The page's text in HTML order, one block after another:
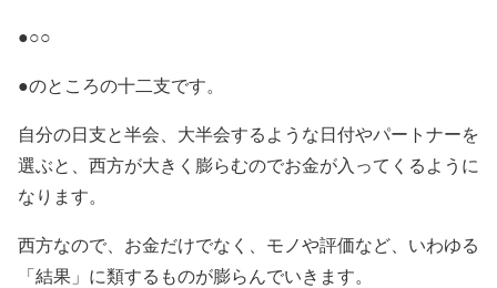
●○○
●のところの十二支です。
自分の日支と半会、大半会するような日付やパートナーを
選ぶと、西方が大きく膨らむのでお金が入ってくるように
なります。
西方なので、お金だけでなく、モノや評価など、いわゆる
「結果」に類するものが膨らんでいきます。